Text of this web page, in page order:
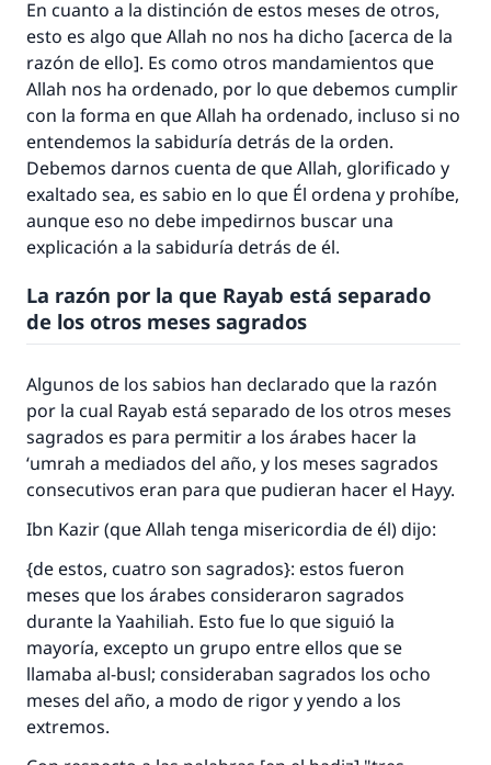
En cuanto a la distinción de estos meses de otros,
esto es algo que Allah no nos ha dicho [acerca de la
razón de ello]. Es como otros mandamientos que
Allah nos ha ordenado, por lo que debemos cumplir
con la forma en que Allah ha ordenado, incluso si no
entendemos la sabiduría detrás de la orden.
Debemos darnos cuenta de que Allah, glorificado y
exaltado sea, es sabio en lo que Él ordena y prohíbe,
aunque eso no debe impedirnos buscar una
explicación a la sabiduría detrás de él.
La razón por la que Rayab está separado
de los otros meses sagrados
Algunos de los sabios han declarado que la razón
por la cual Rayab está separado de los otros meses
sagrados es para permitir a los árabes hacer la
‘umrah a mediados del año, y los meses sagrados
consecutivos eran para que pudieran hacer el Hayy.
Ibn Kazir (que Allah tenga misericordia de él) dijo:
{de estos, cuatro son sagrados}: estos fueron
meses que los árabes consideraron sagrados
durante la Yaahiliah. Esto fue lo que siguió la
mayoría, excepto un grupo entre ellos que se
llamaba al-busl; consideraban sagrados los ocho
meses del año, a modo de rigor y yendo a los
extremos.